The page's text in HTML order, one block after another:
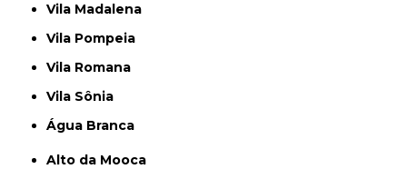
Vila Madalena
Vila Pompeia
Vila Romana
Vila Sônia
Água Branca
Alto da Mooca